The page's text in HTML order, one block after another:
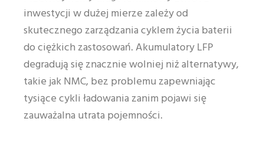
inwestycji w dużej mierze zależy od
skutecznego zarządzania cyklem życia baterii
do ciężkich zastosowań. Akumulatory LFP
degradują się znacznie wolniej niż alternatywy,
takie jak NMC, bez problemu zapewniając
tysiące cykli ładowania zanim pojawi się
zauważalna utrata pojemności.